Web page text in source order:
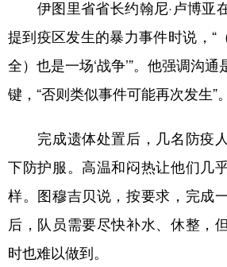
伊图里省省长约翰尼·卢博亚
提到疫区发生的暴力事件时说，“
全）也是一场‘战争’”。他强调沟
键，“否则类似事件可能再次发生”。
完成遗体处置后，几名防疫人
下防护服。高温和闷热让他们几
样。图穆吉贝说，按要求，完成
后，队员需要尽快补水、休整，
时也难以做到。